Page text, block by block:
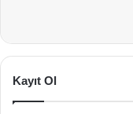
Kayıt Ol